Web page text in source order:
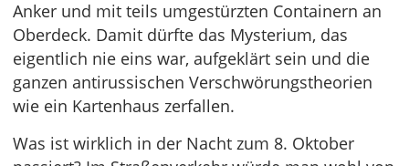
Anker und mit teils umgestürzten Containern an
Oberdeck. Damit dürfte das Mysterium, das
eigentlich nie eins war, aufgeklärt sein und die
ganzen antirussischen Verschwörungstheorien
wie ein Kartenhaus zerfallen.
Was ist wirklich in der Nacht zum 8. Oktober